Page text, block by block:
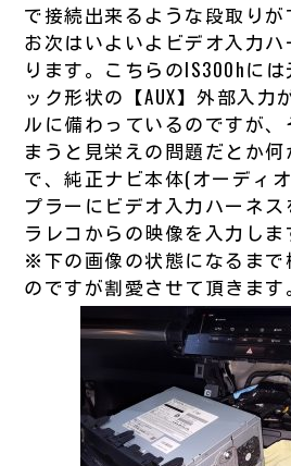
で接続出来るような段取りが
お次はいよいよビデオ入力
ります。こちらのIS300hに
ック形状の【AUX】外部入力
ルに備わっているのですが
まうと見栄えの問題だとか
で、純正ナビ本体(オーディ
プラーにビデオ入力ハーネ
ラレコからの映像を入力しま
※下の画像の状態になるまで
のですが割愛させて頂きます。